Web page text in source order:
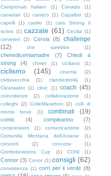
Campionati Italiani (1) Canada
(1)
canadair (1) cantico (1) Capalbio
(1)
capelli
(1) cardio (1)
caro Strong ti
scrivo (1) cazzate (61) Cecilia (1)
cerveteri
(2) Cervia (8)
challenge
(12)
che sarebbe (1)
chenedicemiamadre (7)
Chiedi a
strong
(4) chmet (1) ciciliano (1)
ciclismo (145) cinema
(2)
civitavecchia
(1) clandestinità
(1)
Clearwater (1) clinic (1) coach (45)
coincidenze (2) collaborazione
(1)
colleghi (2) ColleMarathon (2) colli di
monte bove
(1) combinati (19)
comic (4) compleanno (7)
compression (1) comunicazione
(2)
Comunità Montana dell'Aniene
(1)
concerti
(2) concorsi
(1)
Confederations Cup
(1) CONI (1)
Connor (3) Conor (1) consigli (62)
consistenza (1) corri per il verde (8)